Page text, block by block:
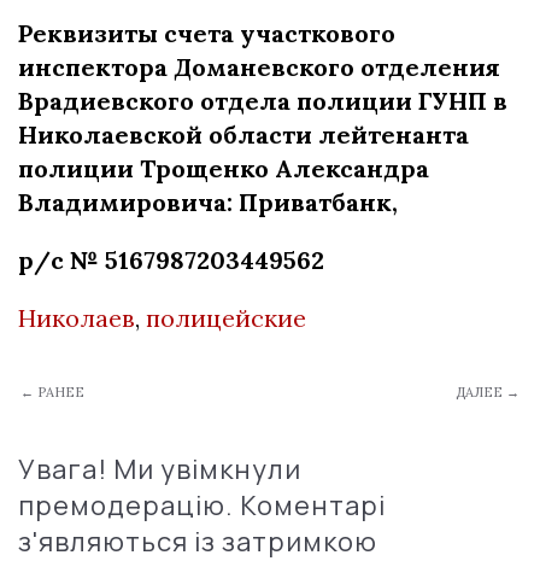
Реквизиты счета участкового
инспектора Доманевского отделения
Врадиевского отдела полиции ГУНП в
Николаевской области лейтенанта
полиции Трощенко Александра
Владимировича: Приватбанк,
р/с № 5167987203449562
Николаев, полицейские
← РАНЕЕ ДАЛЕЕ →
Увага! Ми увімкнули
премодерацію. Коментарі
з'являються із затримкою